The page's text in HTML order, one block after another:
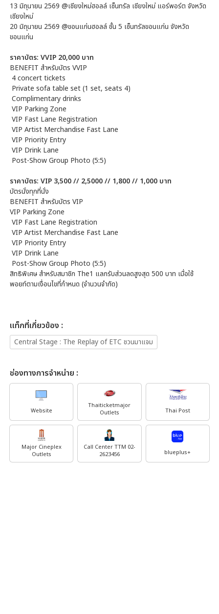
13 มิถุนายน 2569 @เชียงใหม่ฮอลล์ เซ็นทรัล เชียงใหม่ แอร์พอร์ต จังหวัด
เชียงใหม่
20 มิถุนายน 2569 @ขอนแก่นฮอลล์ ชั้น 5 เซ็นทรัลขอนแก่น จังหวัด
ขอนแก่น
ราคาบัตร: VVIP 20,000 บาท
BENEFIT สำหรับบัตร VVIP
4 concert tickets
Private sofa table set (1 set, seats 4)
Complimentary drinks
VIP Parking Zone
VIP Fast Lane Registration
VIP Artist Merchandise Fast Lane
VIP Priority Entry
VIP Drink Lane
Post-Show Group Photo (5:5)
ราคาบัตร: VIP 3,500 // 2,5000 // 1,800 // 1,000 บาท
บัตรนั่งทุกที่นั่ง
BENEFIT สำหรับบัตร VIP
VIP Parking Zone
VIP Fast Lane Registration
VIP Artist Merchandise Fast Lane
VIP Priority Entry
VIP Drink Lane
Post-Show Group Photo (5:5)
สิทธิพิเศษ สำหรับสมาชิก The1 แลกรับส่วนลดสูงสุด 500 บาท เมื่อใช้
พอยท์ตามเงื่อนไขที่กำหนด (จำนวนจำกัด)
เเท็กที่เกี่ยวข้อง :
Central Stage : The Replay of ETC ชวนมาแจม
ช่องทางการจำหน่าย :
Website
Thaiticketmajor
Outlets
Thai Post
Major Cineplex
Outlets
Call Center TTM 02-
2623456
blueplus+